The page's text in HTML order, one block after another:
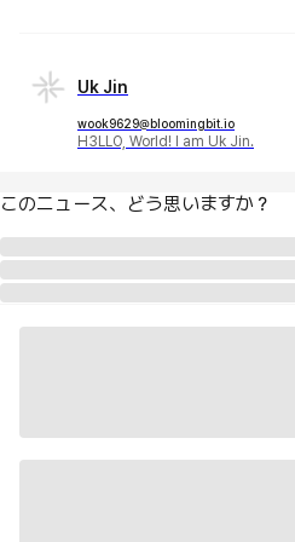
Uk Jin
wook9629@bloomingbit.io
H3LLO, World! I am Uk Jin.
このニュース、どう思いますか？